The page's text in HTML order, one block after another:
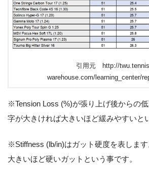
引用元 http://
warehouse.com/learning_center/
※Tension Loss (%)が張り上げ後からの
字が大きければ大きいほど緩みやすいと
※Stiffness (lb/in)はガット硬度を表しま
大きいほど硬いガットという事です。